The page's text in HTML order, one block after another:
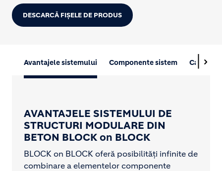
DESCARCĂ FIȘELE DE PRODUS
Avantajele sistemului Componente sistem
AVANTAJELE SISTEMULUI DE
STRUCTURI MODULARE DIN
BETON BLOCK on BLOCK
BLOCK on BLOCK oferă posibilități infinite de
combinare a elementelor componente